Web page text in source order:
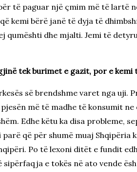
të paguar një çmim më të lartë
kemi bërë janë të dyja të
qumështi dhe mjalti. Jemi të
tek burimet e gazit, por e kemi
së brendshme varet nga uji.
më të madhe të konsumit
Edhe këtu ka disa probleme,
që për shumë muaj Shqipëria
Po të lexoni ditët e fundit
e tokës në ato vende